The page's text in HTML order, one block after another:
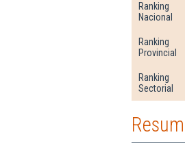
Ranking
Nacional
Ranking
Provincial
Ranking
Sectorial